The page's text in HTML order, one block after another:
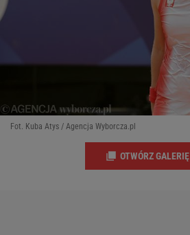
Fot. Kuba Atys / Agencja Wyborcza.pl
OTWÓRZ GALERIĘ